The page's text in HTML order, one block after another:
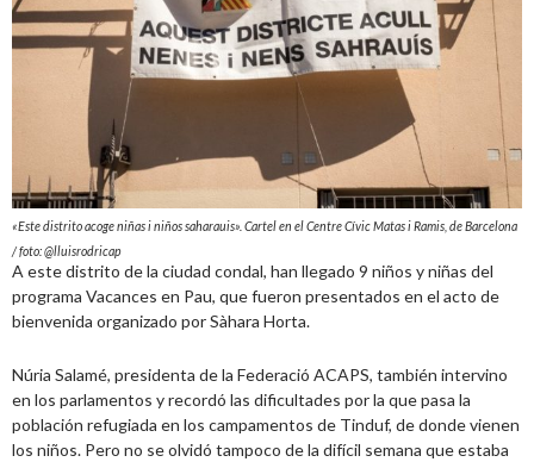
«Este distrito acoge niñas i niños saharauis». Cartel en el Centre Cívic Matas i Ramis, de Barcelona
/ foto: @lluisrodricap
A este distrito de la ciudad condal, han llegado 9 niños y niñas del
programa Vacances en Pau, que fueron presentados en el acto de
bienvenida organizado por Sàhara Horta.
Núria Salamé, presidenta de la Federació ACAPS, también intervino
en los parlamentos y recordó las dificultades por la que pasa la
población refugiada en los campamentos de Tinduf, de donde vienen
los niños. Pero no se olvidó tampoco de la difícil semana que estaba